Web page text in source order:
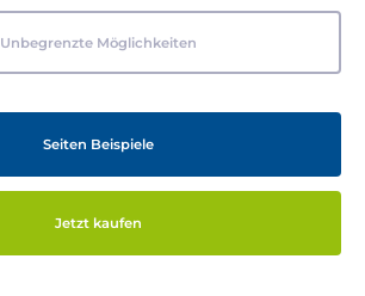
Unbegrenzte Möglichkeiten
Seiten Beispiele
Jetzt kaufen